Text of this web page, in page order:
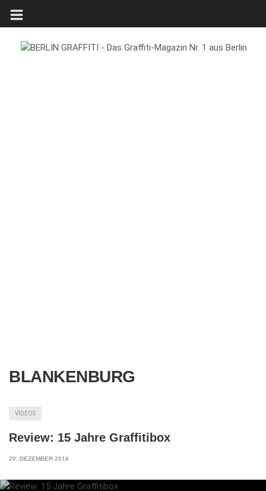
BLANKENBURG
VIDEOS
Review: 15 Jahre Graffitibox
20. DEZEMBER 2016